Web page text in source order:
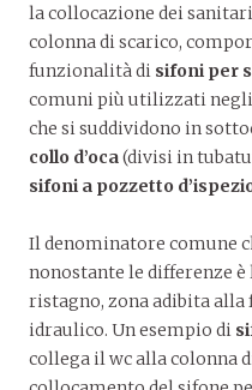
la collocazione dei
colonna di scarico,
funzionalità di sifoni per
comuni più utilizzati
che si suddividono in
collo d’oca(divisi in
sifoni a pozzetto
Il denominatore comune
nonostante le differenze è
ristagno, zona adibita
idraulico. Un esempio di
collega il wc alla colonna